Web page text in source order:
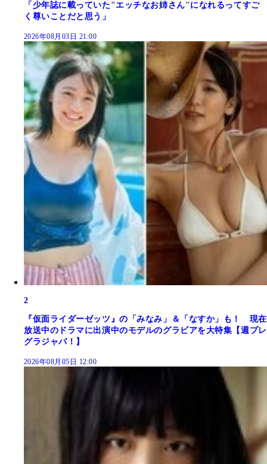
「少年誌に載っていた"エッチなお姉さん"になれるってすご
く尊いことだと思う」
2026年08月03日 21:00
2
『仮面ライダーゼッツ』の「みなみ」＆「なすか」も！ 現在
放送中のドラマに出演中のモデルのグラビアを大特集【週プレ
グラジャパ！】
2026年08月05日 12:00